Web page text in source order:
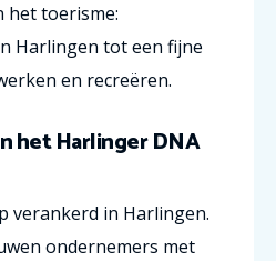
het toerisme:
Harlingen tot een fijne
en recreëren.
het Harlinger DNA
verankerd in Harlingen.
ondernemers met